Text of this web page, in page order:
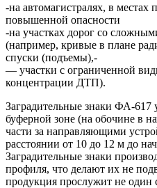
-на автомагистралях, в местах
повышенной опасности
-на участках дорог со
(например, кривые в плане
спуски (подъемы),-
— участки с ограниченной
концентрации ДТП).
Заградительные знаки ФА-617
буферной зоне (на обочине в
части за направляющими
расстоянии от 10 до 12 м до
Заградительные знаки
профиля, что делают их не
продукция прослужит не один